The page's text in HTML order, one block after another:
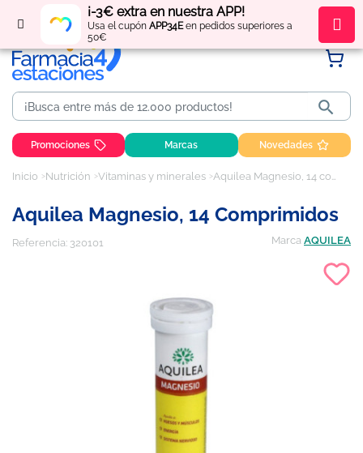
¡-3€ extra en nuestra APP!
Usa el cupón APP34Een pedidos superiores a
50€
Regístratey obténpuntos por tus compras

Promociones Marcas Novedades
Inicio Nutrición Vitaminas y minerales Aquilea Magnesio, 14 comprimidos
Aquilea Magnesio, 14 Comprimidos
Referencia: 320101 Marca AQUILEA